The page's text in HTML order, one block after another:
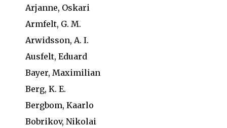
Arjanne, Oskari
Armfelt, G. M.
Arwidsson, A. I.
Ausfelt, Eduard
Bayer, Maximilian
Berg, K. E.
Bergbom, Kaarlo
Bobrikov, Nikolai